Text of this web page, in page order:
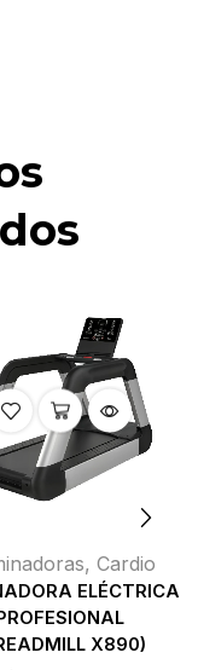
, Cardio
ELÉCTRICA
X890)